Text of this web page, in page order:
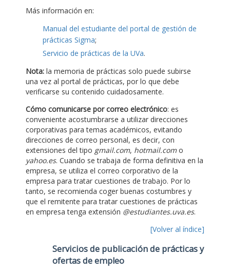
Más información en:
Manual del estudiante del portal de gestión de
prácticas Sigma;
Servicio de prácticas de la UVa.
Nota: la memoria de prácticas solo puede subirse
una vez al portal de prácticas, por lo que debe
verificarse su contenido cuidadosamente.
Cómo comunicarse por correo electrónico: es
conveniente acostumbrarse a utilizar direcciones
corporativas para temas académicos, evitando
direcciones de correo personal, es decir, con
extensiones del tipo gmail.com, hotmail.como
yahoo.es. Cuando se trabaja de forma definitiva en la
empresa, se utiliza el correo corporativo de la
empresa para tratar cuestiones de trabajo. Por lo
tanto, se recomienda coger buenas costumbres y
que el remitente para tratar cuestiones de prácticas
en empresa tenga extensión @estudiantes.uva.es.
[Volver al índice]
Servicios de publicación de prácticas y
ofertas de empleo